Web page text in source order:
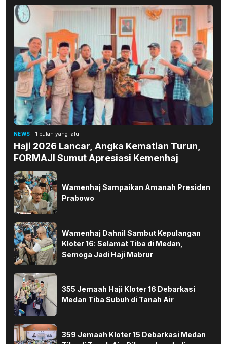
NEWS 1 bulan yang lalu
Haji 2026 Lancar, Angka Kematian Turun,
FORMAJI Sumut Apresiasi Kemenhaj
Wamenhaj Sampaikan Amanah Presiden
Prabowo
Wamenhaj Dahnil Sambut Kepulangan
Kloter 16: Selamat Tiba di Medan,
Semoga Jadi Haji Mabrur
355 Jemaah Haji Kloter 16 Debarkasi
Medan Tiba Subuh di Tanah Air
359 Jemaah Kloter 15 Debarkasi Medan